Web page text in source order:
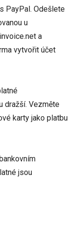
PayPal. Odešlete
u
a
vytvořit účet
dražší. Vezměte
karty jako platbu
jsou